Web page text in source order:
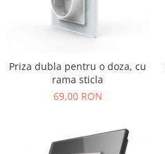
Priza dubla pentru o doza, cu
rama sticla
69,00 RON